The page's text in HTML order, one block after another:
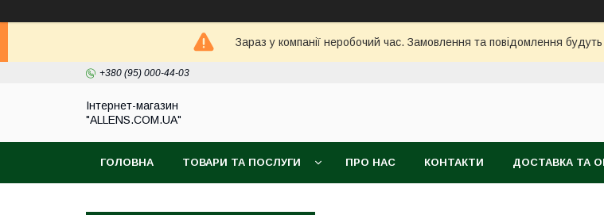
Зараз у компанії неробочий час. Замовлення та повідомлення
+380 (95) 000-44-03
Інтернет-магазин
"ALLENS.COM.UA"
ГОЛОВНА ТОВАРИ ТА ПОСЛУГИ ПРО НАС КОНТАКТИ ДОСТАВКА ТА